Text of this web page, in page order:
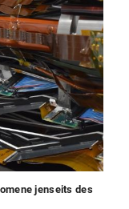
jenseits des